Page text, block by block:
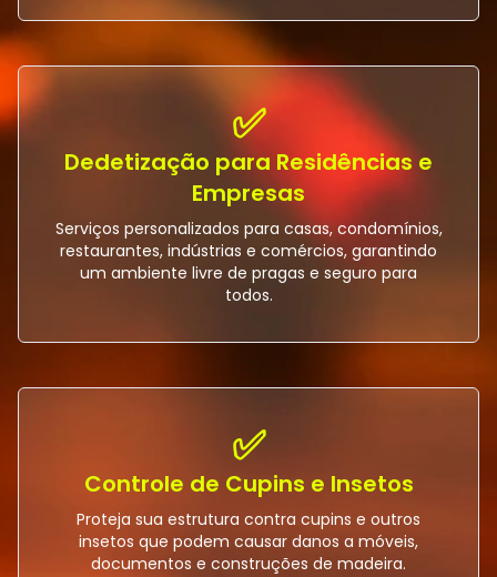
✅
Dedetização para Residências e
Empresas
Serviços personalizados para casas, condomínios,
restaurantes, indústrias e comércios, garantindo
um ambiente livre de pragas e seguro para
todos.
✅
Controle de Cupins e Insetos
Proteja sua estrutura contra cupins e outros
insetos que podem causar danos a móveis,
documentos e construções de madeira.